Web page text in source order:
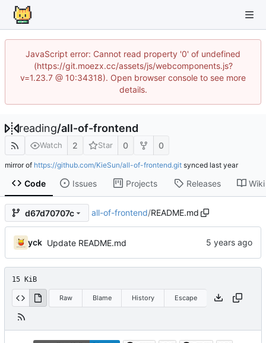
JavaScript error: Cannot read property '0' of undefined
(https://git.moezx.cc/assets/js/webcomponents.js?
v=1.23.7 @ 10:34318). Open browser console to see more
details.
reading/all-of-frontend
Watch 2 Star 0 0
mirror of https://github.com/KieSun/all-of-frontend.git synced
Code Issues Projects Releases Wiki
d67d70707c all-of-frontend/README.md
yck Update README.md
15 KiB
Raw Blame History Escape